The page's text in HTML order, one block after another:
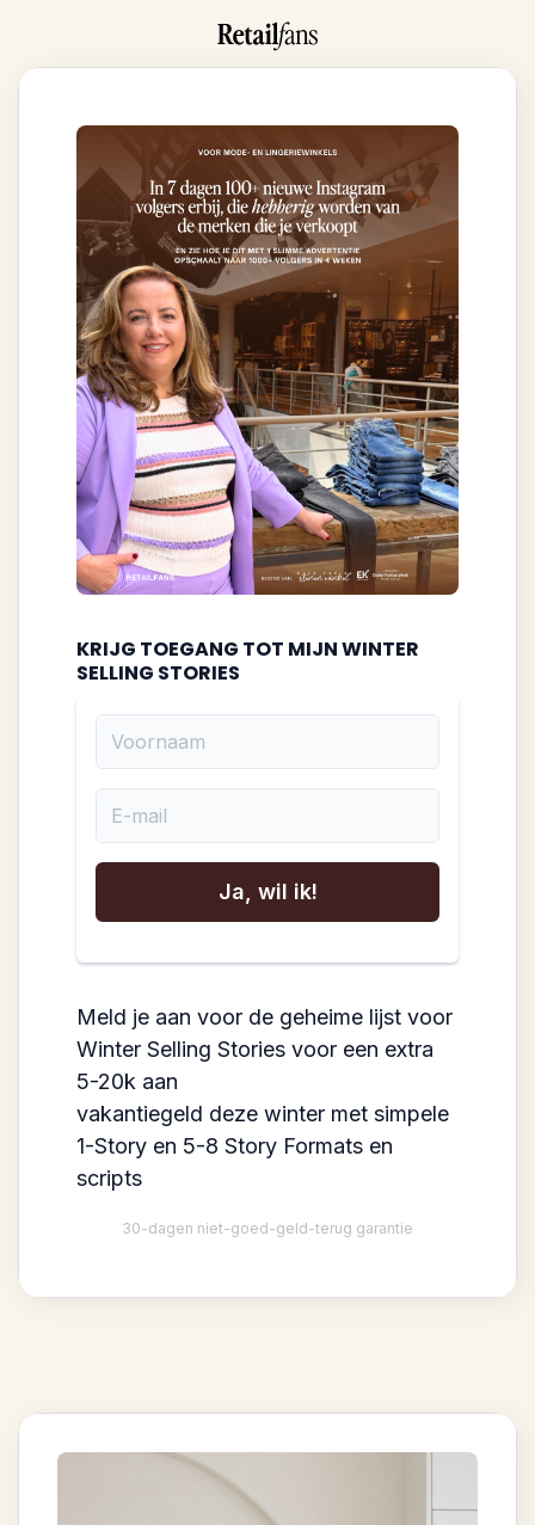
KRIJG TOEGANG TOT MIJN WINTER
SELLING STORIES
Voornaam
E-mail
Ja, wil ik!
Meld je aan voor de geheime lijst voor
Winter Selling Stories voor een extra
5-20k aan
vakantiegeld deze winter met simpele
1-Story en 5-8 Story Formats en
scripts
30-dagen niet-goed-geld-terug garantie